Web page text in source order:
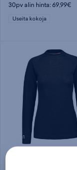
30pv alin hinta: 69,99€
Useita kokoja
North Outdoor